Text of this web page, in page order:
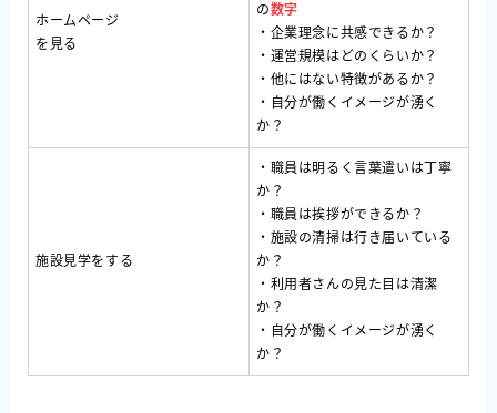
ホームページ
を見る
の数字
・企業理念に共感できるか？
・運営規模はどのくらいか？
・他にはない特徴があるか？
・自分が働くイメージが湧く
か？
施設見学をする
・職員は明るく言葉遣いは丁寧
か？
・職員は挨拶ができるか？
・施設の清掃は行き届いている
か？
・利用者さんの見た目は清潔
か？
・自分が働くイメージが湧く
か？